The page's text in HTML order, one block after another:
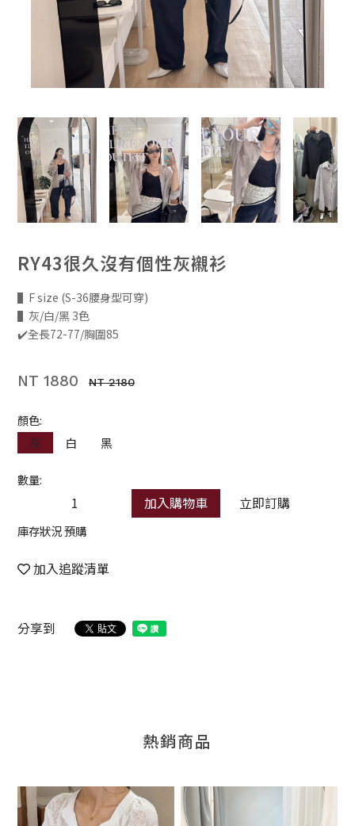
RY43很久沒有個性灰襯衫
▌F size (S-36腰身型可穿)
▌灰/白/黑 3色
✔️全長72-77/胸圍85
NT 1880 NT 2180
顏色:
灰
白 黑
數量:
加入購物車 立即訂購
庫存狀況 預購
加入追蹤清單
分享到
熱銷商品